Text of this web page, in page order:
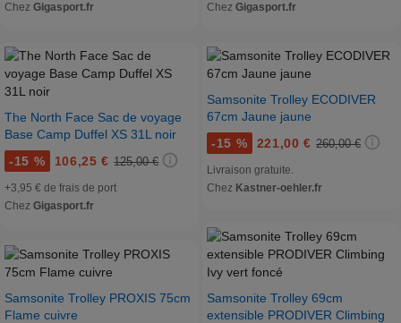
Chez Gigasport.fr
The North Face Sac de voyage
Base Camp Duffel XS 31L noir
-15 % 106,25 € 125,00 €
+3,95 € de frais de port
Chez Gigasport.fr
Samsonite Trolley PROXIS 75cm
Flame cuivre
Chez Gigasport.fr
Samsonite Trolley ECODIVER
67cm Jaune jaune
-15 % 221,00 € 260,00 €
Livraison gratuite.
Chez Kastner-oehler.fr
Samsonite Trolley 69cm
extensible PRODIVER Climbing